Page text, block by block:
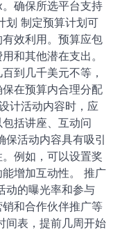
步。了解受众的年
计更具吸引力的活
分析和市场研究等
众的期望和需求相
台 选择合适的平台
受众的习惯，选择
的活动平台。 例
或TikTok，而
确保所选平台支持
划 制定预算计划可
效利用。预算应包
和其他潜在支出。
到几千美元不等，
在预算内合理分配